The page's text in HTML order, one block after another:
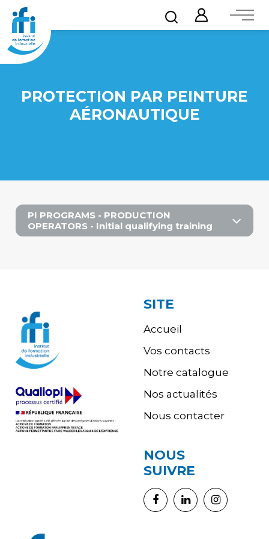
PROTECTION PAR PEINTURE
AÉRONAUTIQUE
PI PROGRAMS - PRODUCTION
OPERATORS - Initial qualifying training
SITE
Accueil
Vos contacts
Notre catalogue
Nos actualités
Nous contacter
NOUS
SUIVRE